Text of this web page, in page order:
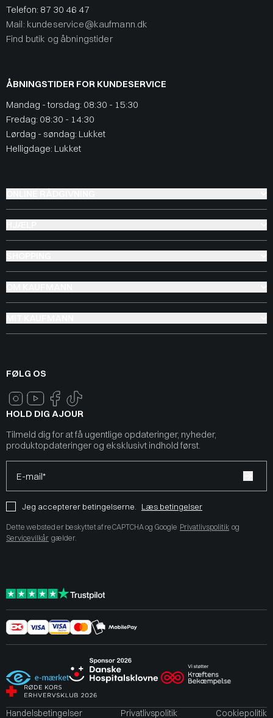
Telefon: 87 30 46 47
Mail: kundeservice@kaufmann.dk
Find butik og åbningstider
ÅBNINGSTIDER FOR KUNDESERVICE
Mandag - torsdag: 08:30 - 15:30
Fredag: 08:30 - 14:30
Lørdag - søndag: Lukket
Helligdage: Lukket
FØLG OS
HOLD DIG AJOUR
Tilmeld dig for at få ugentlige opdateringer, nyheder,
produktopdateringer og eksklusivt indhold først.
E-mail*
Jeg accepterer betingelserne. Læs betingelser
Dette websted er beskyttet af reCAPTCHA og Google Privatlivspolitik og
Servicevilkår gælder.
Handelsbetingelser Privatlivspolitik Cookiepolitik